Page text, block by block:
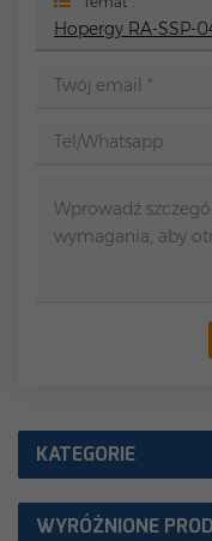
Hopergy RA-SSP-
KATEGORIE
WYRÓŻNIONE